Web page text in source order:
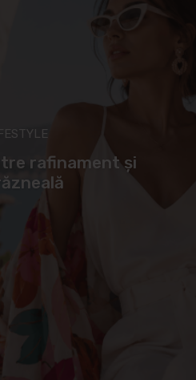
rafinament și